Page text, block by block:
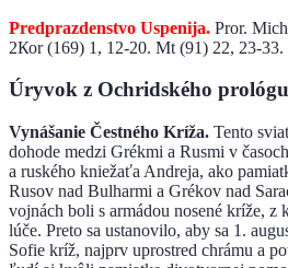
Predprazdenstvo Uspenija. Pror.
2Коr (169) 1, 12-20. Мt (91) 22, 23-33.
Úryvok z Ochridského
Vynášanie Čestného Kríža. Tento
dohode medzi Grékmi a Rusmi v
a ruského kniežaťa Andreja, ako
Rusov nad Bulharmi a Grékov nad
vojnách boli s armádou nosené kríže, z
lúče. Preto sa ustanovilo, aby sa 1.
Sofie kríž, najprv uprostred chrámu a